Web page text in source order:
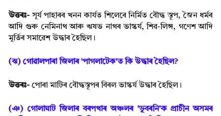
উত্তৰঃ- সূৰ্য পাহাৰৰ খনন কাৰ্যত শিলেৰে নিৰ্মিত বৌদ্ধ স্তূপ, জৈন ধৰ্মৰ
আদি গুৰু নেমিনাথ আৰু ঋষভ নাথৰ ভাস্কৰ্য, শিৱ-লিঙ্গ, গণেশ আদি
মূৰ্তিৰ সমাৱেশ উদ্ধাৰ হৈছিল।
(ঝ) গোৱালপাৰা জিলাৰ 'পাগলাটেক'ত কি উদ্ধাৰ হৈছিল?
উত্তৰঃ- পোৰা মাটিৰ বৌদ্ধস্তূপৰ বিৰল ভাস্কৰ্য উদ্ধাৰ হৈছিল।
(ঞ) গোলাঘাট জিলাৰ বৰপথাৰ অঞ্চলৰ 'ডুবৰনি'ক প্ৰাচীন অসমৰ